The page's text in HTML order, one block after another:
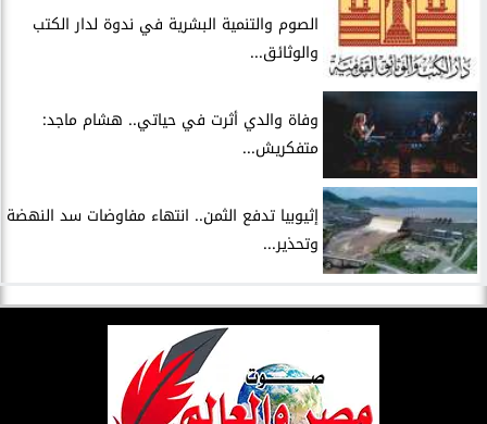
الصوم والتنمية البشرية في ندوة لدار الكتب
والوثائق...
وفاة والدي أثرت في حياتي.. هشام ماجد:
متفكريش...
إثيوبيا تدفع الثمن.. انتهاء مفاوضات سد النهضة
وتحذير...